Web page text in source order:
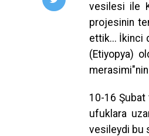
vesilesi ile
projesinin
ettik... İkinci
(Etiyopya)
10-16 Şubat
ufuklara
vesileydi bu